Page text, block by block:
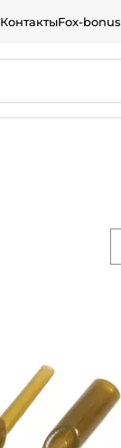
КонтактыFox-bonus